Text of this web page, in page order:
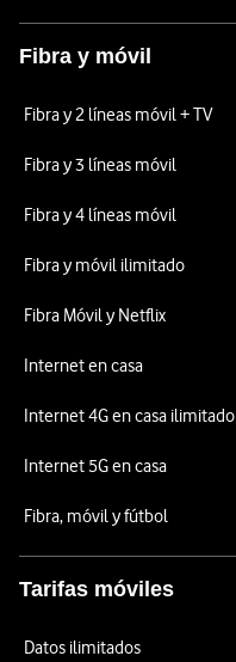
Fibra y móvil
Fibra y 2 líneas móvil + TV
Fibra y 3 líneas móvil
Fibra y 4 líneas móvil
Fibra y móvil ilimitado
Fibra Móvil y Netflix
Internet en casa
Internet 4G en casa ilimitado
Internet 5G en casa
Fibra, móvil y fútbol
Tarifas móviles
Datos ilimitados